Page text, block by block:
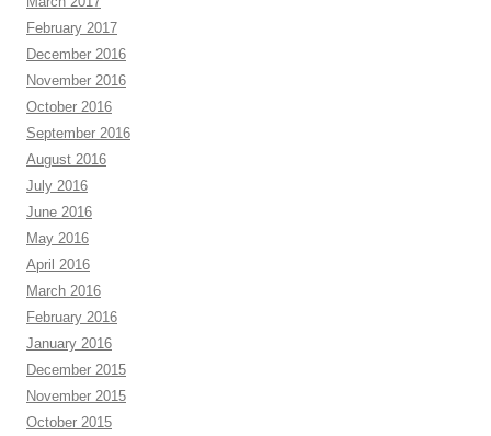
February 2017
December 2016
November 2016
October 2016
September 2016
August 2016
July 2016
June 2016
May 2016
April 2016
March 2016
February 2016
January 2016
December 2015
November 2015
October 2015